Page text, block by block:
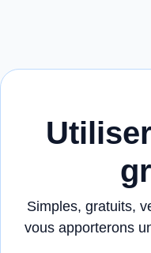
Simples, gratuits,
vous apporterons